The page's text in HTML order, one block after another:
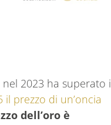
2023 ha superato i
il prezzo di un’oncia
dell’oro è